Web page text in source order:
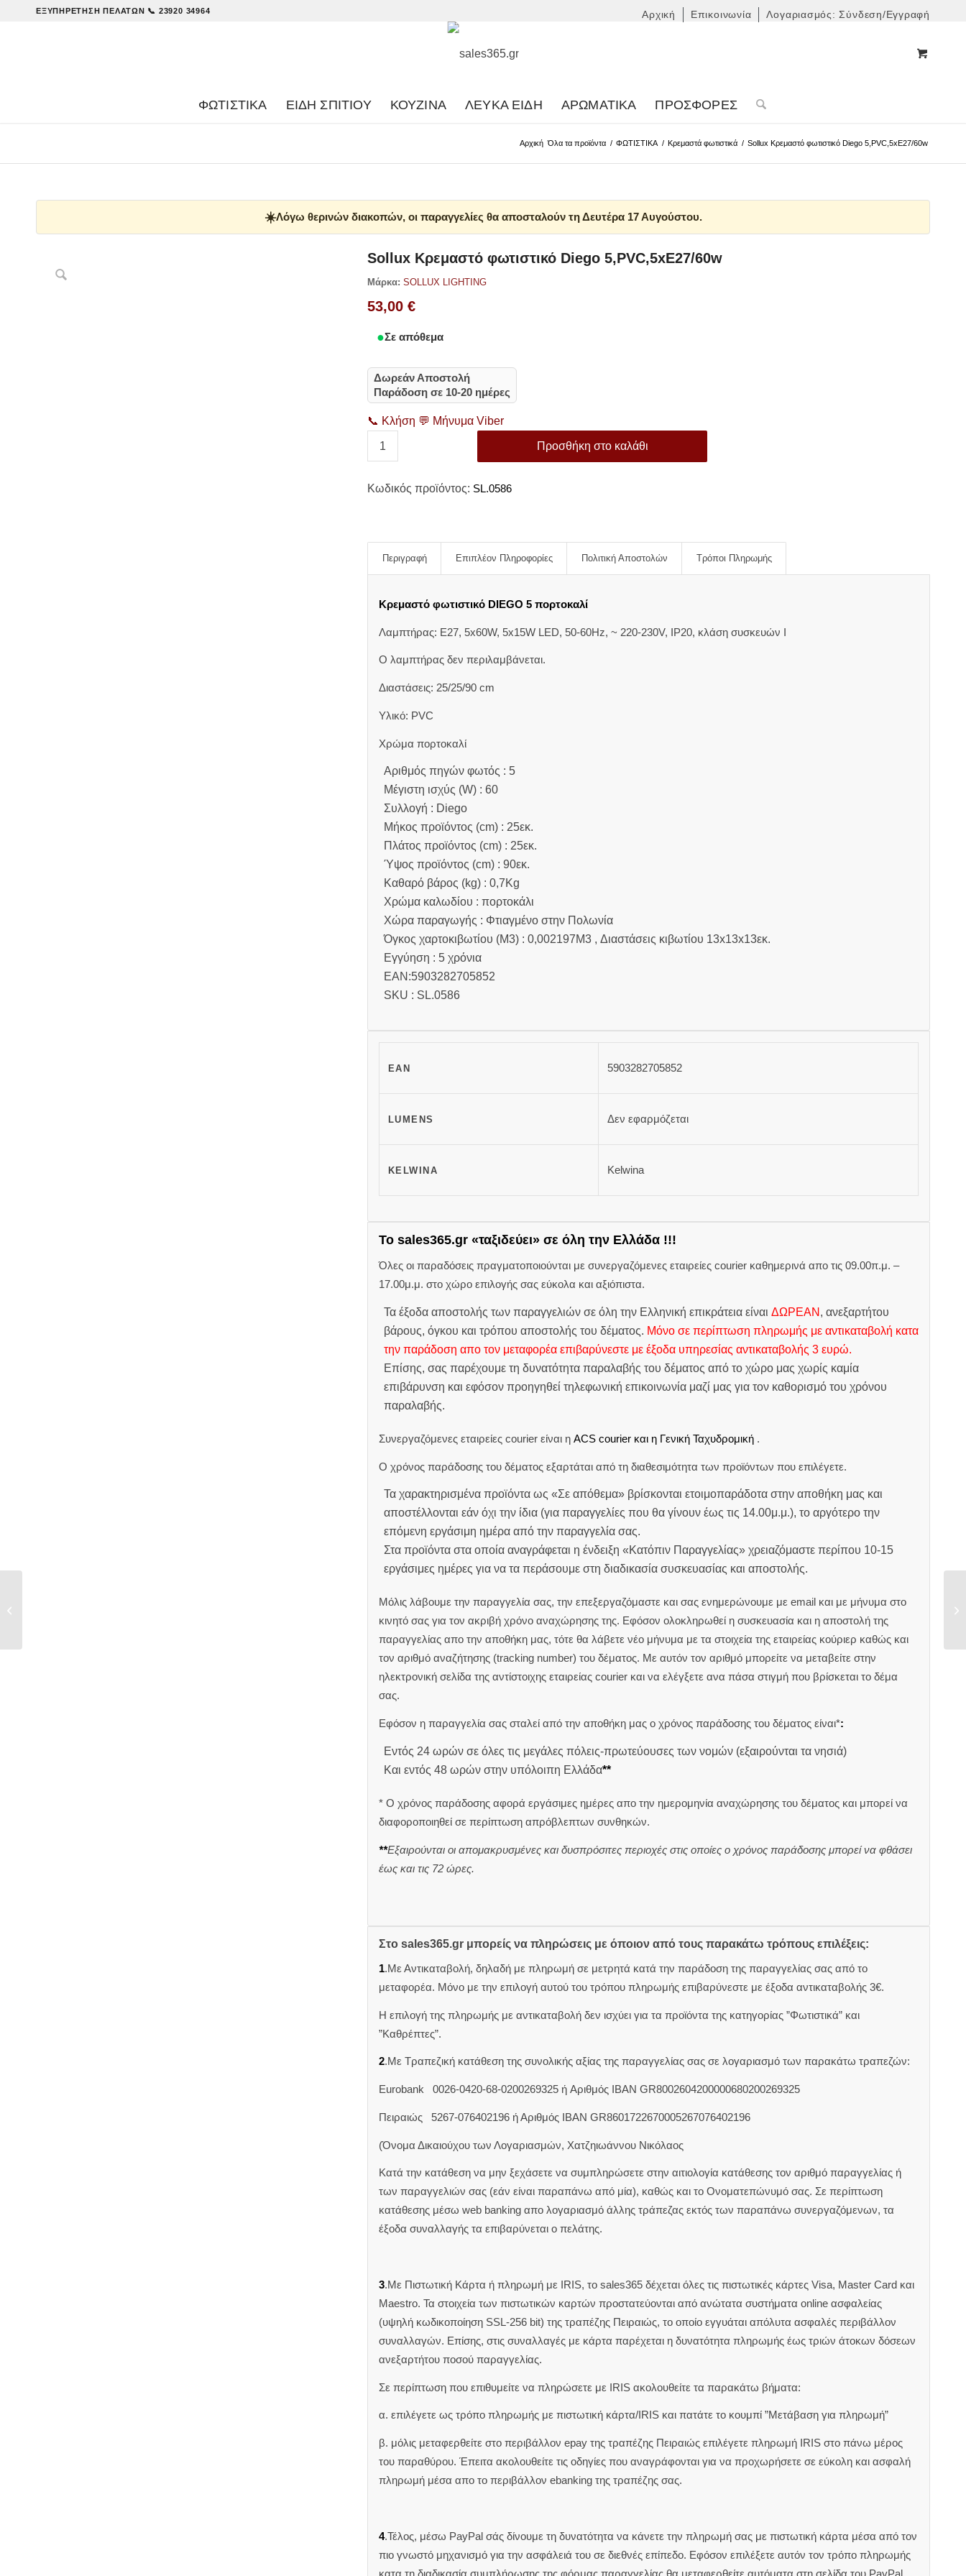
Αρχική Επικοινωνία Λογαριασμός: Σύνδεση/Εγγραφή
ΕΞΥΠΗΡΈΤΗΣΗ ΠΕΛΑΤΏΝ 📞 23920 34964
ΦΩΤΙΣΤΙΚΑ ΕΊΔΗ ΣΠΙΤΙΟΎ ΚΟΥΖΊΝΑ ΛΕΥΚΆ ΕΊΔΗ ΑΡΩΜΑΤΙΚΆ ΠΡΟΣΦΟΡΈΣ
Αρχική Όλα τα προϊόντα / ΦΩΤΙΣΤΙΚΑ / Κρεμαστά φωτιστικά / Sollux Κρεμαστό φωτιστικό Diego 5,PVC,5xE27/60w
☀️Λόγω θερινών διακοπών, οι παραγγελίες θα αποσταλούν τη Δευτέρα 17 Αυγούστου.
Sollux Κρεμαστό φωτιστικό Diego 5,PVC,5xE27/60w
Μάρκα: SOLLUX LIGHTING
53,00 €
Σε απόθεμα
Δωρεάν Αποστολή
Παράδοση σε 10-20 ημέρες
📞 Κλήση 💬 Μήνυμα Viber
Προσθήκη στο καλάθι
Κωδικός προϊόντος: SL.0586
Περιγραφή Επιπλέον Πληροφορίες Πολιτική Αποστολών Τρόποι Πληρωμής
Κρεμαστό φωτιστικό DIEGO 5 πορτοκαλί
Λαμπτήρας: E27, 5x60W, 5x15W LED, 50-60Hz, ~ 220-230V, IP20, κλάση συσκευών Ι
Ο λαμπτήρας δεν περιλαμβάνεται.
Διαστάσεις: 25/25/90 cm
Υλικό: PVC
Χρώμα πορτοκαλί
Αριθμός πηγών φωτός : 5
Μέγιστη ισχύς (W) : 60
Συλλογή : Diego
Μήκος προϊόντος (cm) : 25εκ.
Πλάτος προϊόντος (cm) : 25εκ.
Ύψος προϊόντος (cm) : 90εκ.
Καθαρό βάρος (kg) : 0,7Kg
Χρώμα καλωδίου : πορτοκάλι
Χώρα παραγωγής : Φτιαγμένο στην Πολωνία
Όγκος χαρτοκιβωτίου (M3) : 0,002197M3 , Διαστάσεις κιβωτίου 13x13x13εκ.
Εγγύηση : 5 χρόνια
EAN:5903282705852
SKU : SL.0586
EAN 5903282705852
LUMENS Δεν εφαρμόζεται
KELWINA Kelwina
Το sales365.gr «ταξιδεύει» σε όλη την Ελλάδα !!!
Όλες οι παραδόσεις πραγματοποιούνται με συνεργαζόμενες εταιρείες courier καθημερινά απο τις 09.00π.μ. –
17.00μ.μ. στο χώρο επιλογής σας εύκολα και αξιόπιστα.
Τα έξοδα αποστολής των παραγγελιών σε όλη την Ελληνική επικράτεια είναι ΔΩΡΕΑΝ , ανεξαρτήτου
βάρους, όγκου και τρόπου αποστολής του δέματος. Μόνο σε περίπτωση πληρωμής με αντικαταβολή κατα
την παράδοση απο τον μεταφορέα επιβαρύνεστε με έξοδα υπηρεσίας αντικαταβολής 3 ευρώ.
Επίσης, σας παρέχουμε τη δυνατότητα παραλαβής του δέματος από το χώρο μας χωρίς καμία
επιβάρυνση και εφόσον προηγηθεί τηλεφωνική επικοινωνία μαζί μας για τον καθορισμό του χρόνου
παραλαβής.
Συνεργαζόμενες εταιρείες courier είναι η ACS courier και η Γενική Ταχυδρομική.
Ο χρόνος παράδοσης του δέματος εξαρτάται από τη διαθεσιμότητα των προϊόντων που επιλέγετε.
Τα χαρακτηρισμένα προϊόντα ως «Σε απόθεμα» βρίσκονται ετοιμοπαράδοτα στην αποθήκη μας και
αποστέλλονται εάν όχι την ίδια (για παραγγελίες που θα γίνουν έως τις 14.00μ.μ.), το αργότερο την
επόμενη εργάσιμη ημέρα από την παραγγελία σας.
Στα προϊόντα στα οποία αναγράφεται η ένδειξη «Κατόπιν Παραγγελίας» χρειαζόμαστε περίπου 10-15
εργάσιμες ημέρες για να τα περάσουμε στη διαδικασία συσκευασίας και αποστολής.
Μόλις λάβουμε την παραγγελία σας, την επεξεργαζόμαστε και σας ενημερώνουμε με email και με μήνυμα στο
κινητό σας για τον ακριβή χρόνο αναχώρησης της. Εφόσον ολοκληρωθεί η συσκευασία και η αποστολή της
παραγγελίας απο την αποθήκη μας, τότε θα λάβετε νέο μήνυμα με τα στοιχεία της εταιρείας κούριερ καθώς και
τον αριθμό αναζήτησης (tracking number) του δέματος. Με αυτόν τον αριθμό μπορείτε να μεταβείτε στην
ηλεκτρονική σελίδα της αντίστοιχης εταιρείας courier και να ελέγξετε ανα πάσα στιγμή που βρίσκεται το δέμα
σας.
Εφόσον η παραγγελία σας σταλεί από την αποθήκη μας ο χρόνος παράδοσης του δέματος είναι*:
Εντός 24 ωρών σε όλες τις μεγάλες πόλεις-πρωτεύουσες των νομών (εξαιρούνται τα νησιά)
Και εντός 48 ωρών στην υπόλοιπη Ελλάδα**
* Ο χρόνος παράδοσης αφορά εργάσιμες ημέρες απο την ημερομηνία αναχώρησης του δέματος και μπορεί να
διαφοροποιηθεί σε περίπτωση απρόβλεπτων συνθηκών.
**Εξαιρούνται οι απομακρυσμένες και δυσπρόσιτες περιοχές στις οποίες ο χρόνος παράδοσης μπορεί να φθάσει
έως και τις 72 ώρες.
Στο sales365.gr μπορείς να πληρώσεις με όποιον από τους παρακάτω τρόπους επιλέξεις:
1.Με Αντικαταβολή, δηλαδή με πληρωμή σε μετρητά κατά την παράδοση της παραγγελίας σας από το
μεταφορέα. Μόνο με την επιλογή αυτού του τρόπου πληρωμής επιβαρύνεστε με έξοδα αντικαταβολής 3€.
Η επιλογή της πληρωμής με αντικαταβολή δεν ισχύει για τα προϊόντα της κατηγορίας ”Φωτιστικά” και
”Καθρέπτες”.
2.Με Τραπεζική κατάθεση της συνολικής αξίας της παραγγελίας σας σε λογαριασμό των παρακάτω τραπεζών:
Eurobank 0026-0420-68-0200269325 ή Aριθμός IBAN GR8002604200000680200269325
Πειραιώς 5267-076402196 ή Αριθμός IBAN GR8601722670005267076402196
(Όνομα Δικαιούχου των Λογαριασμών, Χατζηιωάννου Νικόλαος
Κατά την κατάθεση να μην ξεχάσετε να συμπληρώσετε στην αιτιολογία κατάθεσης τον αριθμό παραγγελίας ή
των παραγγελιών σας (εάν είναι παραπάνω από μία), καθώς και το Ονοματεπώνυμό σας. Σε περίπτωση
κατάθεσης μέσω web banking απο λογαριασμό άλλης τράπεζας εκτός των παραπάνω συνεργαζόμενων, τα
έξοδα συναλλαγής τα επιβαρύνεται ο πελάτης.
3.Με Πιστωτική Κάρτα ή πληρωμή με IRIS, το sales365 δέχεται όλες τις πιστωτικές κάρτες Visa, Master Card και
Maestro. Τα στοιχεία των πιστωτικών καρτών προστατεύονται από ανώτατα συστήματα online ασφαλείας
(υψηλή κωδικοποίηση SSL-256 bit) της τραπέζης Πειραιώς, το οποίο εγγυάται απόλυτα ασφαλές περιβάλλον
συναλλαγών. Επίσης, στις συναλλαγές με κάρτα παρέχεται η δυνατότητα πληρωμής έως τριών άτοκων δόσεων
ανεξαρτήτου ποσού παραγγελίας.
Σε περίπτωση που επιθυμείτε να πληρώσετε με IRIS ακολουθείτε τα παρακάτω βήματα:
α. επιλέγετε ως τρόπο πληρωμής με πιστωτική κάρτα/IRIS και πατάτε το κουμπί ”Μετάβαση για πληρωμή”
β. μόλις μεταφερθείτε στο περιβάλλον epay της τραπέζης Πειραιώς επιλέγετε πληρωμή IRIS στο πάνω μέρος
του παραθύρου. Έπειτα ακολουθείτε τις οδηγίες που αναγράφονται για να προχωρήσετε σε εύκολη και ασφαλή
πληρωμή μέσα απο το περιβάλλον ebanking της τραπέζης σας.
4.Τέλος, μέσω PayPal σάς δίνουμε τη δυνατότητα να κάνετε την πληρωμή σας με πιστωτική κάρτα μέσα από τον
πιο γνωστό μηχανισμό για την ασφάλειά του σε διεθνές επίπεδο. Εφόσον επιλέξετε αυτόν τον τρόπο πληρωμής
κατα τη διαδικασία συμπλήρωσης της φόρμας παραγγελίας θα μεταφερθείτε αυτόματα στη σελίδα του PayPal